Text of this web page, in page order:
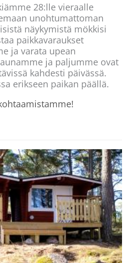
28:lle vieraalle
unohtumattoman
näykymistä mökkisi
paikkavaraukset
ja varata upean
ja paljumme ovat
kahdesti päivässä.
erikseen paikan päällä.